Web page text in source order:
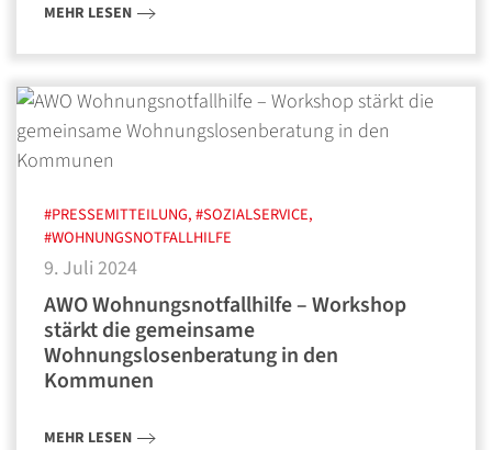
MEHR LESEN
#PRESSEMITTEILUNG, #SOZIALSERVICE,
#WOHNUNGSNOTFALLHILFE
9. Juli 2024
AWO Wohnungsnotfallhilfe – Workshop
stärkt die gemeinsame
Wohnungslosenberatung in den
Kommunen
MEHR LESEN